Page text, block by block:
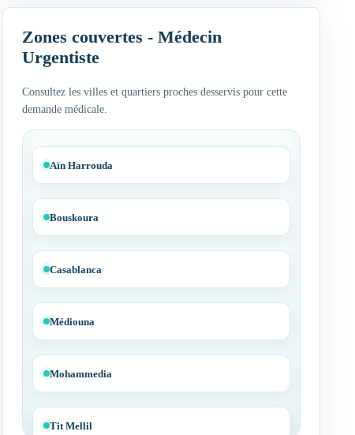
Zones couvertes - Médecin
Urgentiste
Consultez les villes et quartiers proches desservis pour cette
demande médicale.
Aïn Harrouda
Bouskoura
Casablanca
Médiouna
Mohammedia
Tit Mellil